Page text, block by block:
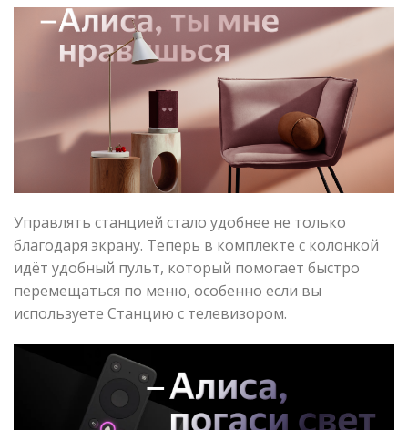
Управлять станцией стало удобнее не только
благодаря экрану. Теперь в комплекте с колонкой
идёт удобный пульт, который помогает быстро
перемещаться по меню, особенно если вы
используете Станцию с телевизором.